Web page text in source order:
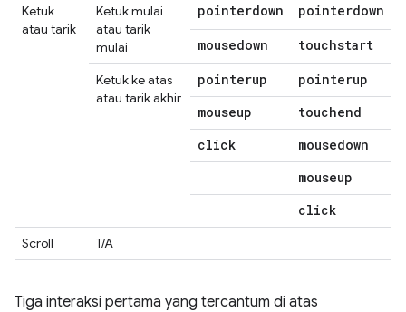
Ketuk
atau tarik
Ketuk mulai
atau tarik
mulai
pointerdown
pointerdown
mousedown
touchstart
Ketuk ke atas
atau tarik akhir
pointerup
pointerup
mouseup
touchend
click
mousedown
mouseup
click
Scroll T/A
Tiga interaksi pertama yang tercantum di atas